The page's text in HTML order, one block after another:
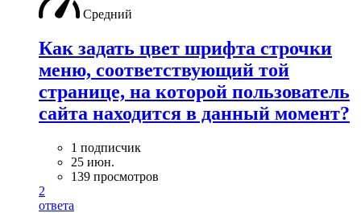
Средний
Как задать цвет шрифта строчки
меню, соответствующий той
странице, на которой пользователь
сайта находится в данный момент?
1 подписчик
25 июн.
139 просмотров
2
ответа